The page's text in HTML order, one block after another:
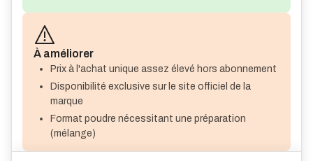
À améliorer
Prix à l'achat unique assez élevé hors abonnement
Disponibilité exclusive sur le site officiel de la
marque
Format poudre nécessitant une préparation
(mélange)